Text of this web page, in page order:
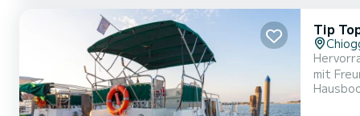
Tip
mit Freunden oder Familie. Das Boot
11